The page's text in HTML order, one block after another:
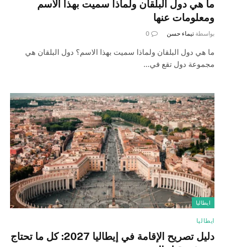
ما هي دول البلقان ولماذا سميت بهذا الاسم
ومعلومات عنها
بواسطة تيماء حسن 0
ما هي دول البلقان ولماذا سميت بهذا الاسم؟ دول البلقان هي
مجموعة دول تقع في…
ايطاليا
ايطاليا
دليل تصريح الإقامة في إيطاليا 2027: كل ما تحتاج